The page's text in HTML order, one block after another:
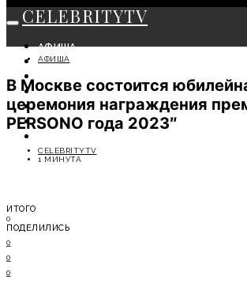
CELEBRITYTV
АФИША
СОБЫТИЯ
МОДА
ЛИЧНОСТЬ
ОТДЫХ
АФИША
В Москве состоится
церемония награждения
PERSONO года 2023″
CELEBRITYTV
1 МИНУТА
ИТОГО
0
ПОДЕЛИЛИСЬ
0
0
0